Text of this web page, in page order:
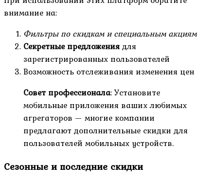
внимание на:
Фильтры по скидкам и специальным акциям
Секретные предложениядля
зарегистрированных пользователей
Возможность отслеживания изменения цен
Совет профессионала: Установите
мобильные приложения ваших любимых
агрегаторов — многие компании
предлагают дополнительные скидки для
пользователей мобильных устройств.
Сезонные и последние скидки